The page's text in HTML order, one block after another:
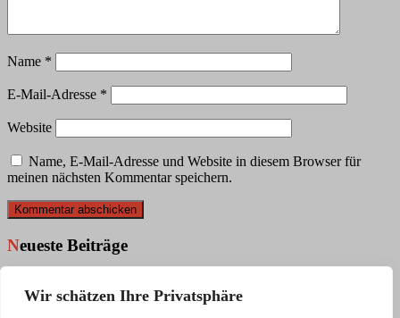
Wir schätzen Ihre Privatsphäre
Name *
E-Mail-Adresse *
Website
Name, E-Mail-Adresse und Website in diesem Browser für
meinen nächsten Kommentar speichern.
Neueste Beiträge
Die GCG bringt Bewegung